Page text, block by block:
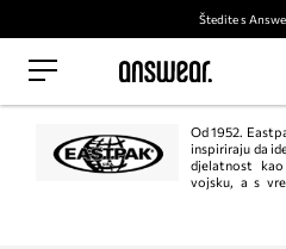
Štedite s
Od 1952.
inspiriraju da
djelatnost
vojsku, a s